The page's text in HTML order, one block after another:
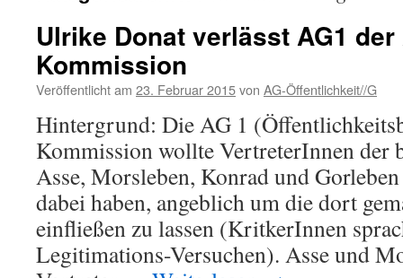
Ulrike Donat verlässt AG1
Kommission
Veröffentlicht am 23. Februar 2015von AG-Öffentlichkeit//G
Hintergrund: Die AG 1
Kommission wollte VertreterInnen der
Asse, Morsleben, Konrad und Gorleben
dabei haben, angeblich um die dort
einfließen zu lassen (KritkerInnen
Legitimations-Versuchen). Asse und